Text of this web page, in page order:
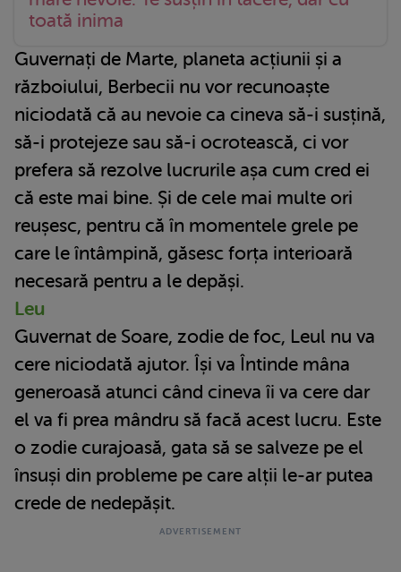
toată inima
Guvernați de Marte, planeta acțiunii și a
războiului, Berbecii nu vor recunoaște
niciodată că au nevoie ca cineva să-i susțină,
să-i protejeze sau să-i ocrotească, ci vor
prefera să rezolve lucrurile așa cum cred ei
că este mai bine. Și de cele mai multe ori
reușesc, pentru că în momentele grele pe
care le întâmpină, găsesc forța interioară
necesară pentru a le depăși.
Leu
Guvernat de Soare, zodie de foc, Leul nu va
cere niciodată ajutor. Își va Întinde mâna
generoasă atunci când cineva îi va cere dar
el va fi prea mândru să facă acest lucru. Este
o zodie curajoasă, gata să se salveze pe el
însuși din probleme pe care alții le-ar putea
crede de nedepășit.